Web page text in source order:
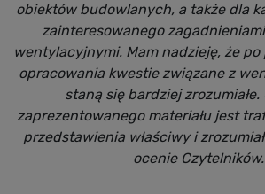
obiektów budowlanych, a także dla
zainteresowanego
wentylacyjnymi. Mam nadzieję, że
opracowania kwestie związane z
staną się bardziej
zaprezentowanego materiału jest
przedstawienia właściwy i
ocenie Czytelników.